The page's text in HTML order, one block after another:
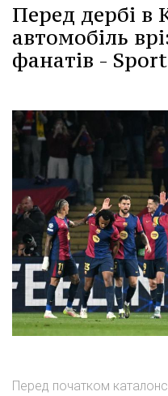
Перед дербі в
автомобіль
фанатів -
Перед початком